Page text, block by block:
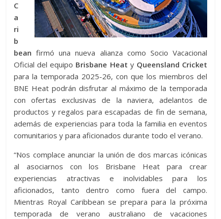
C
a
ri
b
bean firmó una nueva alianza como Socio Vacacional
Oficial del equipo Brisbane Heat y Queensland Cricket
para la temporada 2025-26, con que los miembros del
BNE Heat podrán disfrutar al máximo de la temporada
con ofertas exclusivas de la naviera, adelantos de
productos y regalos para escapadas de fin de semana,
además de experiencias para toda la familia en eventos
comunitarios y para aficionados durante todo el verano.
“Nos complace anunciar la unión de dos marcas icónicas
al asociarnos con los Brisbane Heat para crear
experiencias atractivas e inolvidables para los
aficionados, tanto dentro como fuera del campo.
Mientras Royal Caribbean se prepara para la próxima
temporada de verano australiano de vacaciones